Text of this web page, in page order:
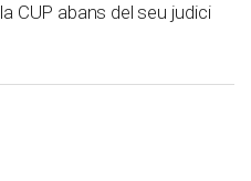
CUP abans del seu judici